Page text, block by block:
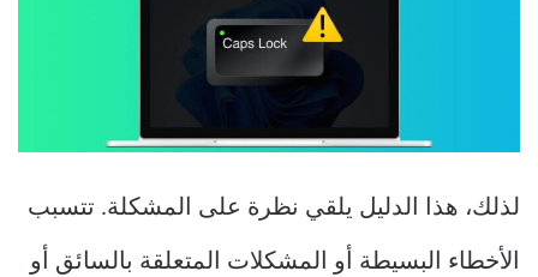
لذلك، هذا الدليل يلقي نظرة على المشكلة. تتسبب
الأخطاء البسيطة أو المشكلات المتعلقة بالسائق أو